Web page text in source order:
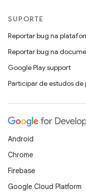
SUPORTE
Reportar bug na
Reportar bug na
Google Play support
Participar de estudos de
Android
Chrome
Firebase
Google Cloud Platform